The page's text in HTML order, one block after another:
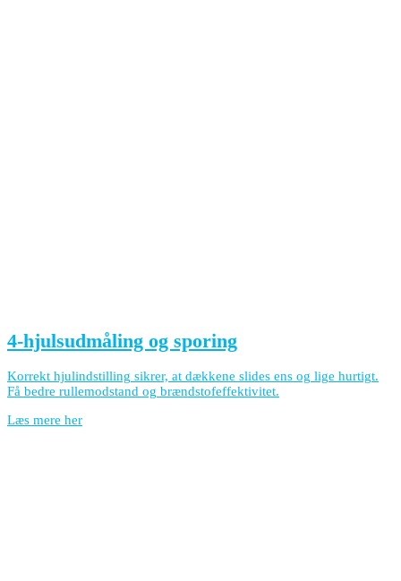
4-hjulsudmåling og sporing
Korrekt hjulindstilling sikrer, at dækkene slides ens og lige hurtigt.
Få bedre rullemodstand og brændstofeffektivitet.
Læs mere her